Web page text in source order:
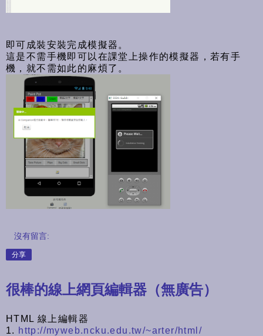
即可成裝安裝完成模擬器。
這是不需手機即可以在課堂上操作的模擬器，若有手
機，就不需如此的麻煩了。
沒有留言:
分享
很棒的線上網頁編輯器（無廣告）
HTML 線上編輯器
1. http://myweb.ncku.edu.tw/~arter/html/